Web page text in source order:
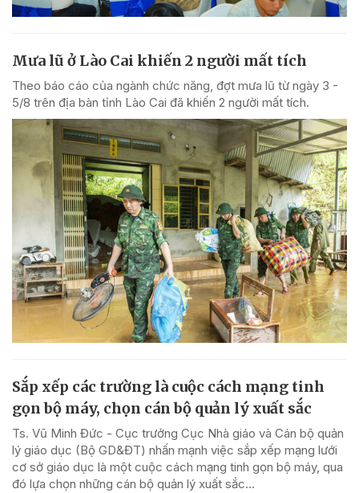
Mưa lũ ở Lào Cai khiến 2 người mất tích
Theo báo cáo của ngành chức năng, đợt mưa lũ từ ngày 3 -
5/8 trên địa bàn tỉnh Lào Cai đã khiến 2 người mất tích.
Sắp xếp các trường là cuộc cách mạng tinh
gọn bộ máy, chọn cán bộ quản lý xuất sắc
Ts. Vũ Minh Đức - Cục trưởng Cục Nhà giáo và Cán bộ quản
lý giáo dục (Bộ GD&ĐT) nhấn mạnh việc sắp xếp mạng lưới
cơ sở giáo dục là một cuộc cách mạng tinh gọn bộ máy, qua
đó lựa chọn những cán bộ quản lý xuất sắc...